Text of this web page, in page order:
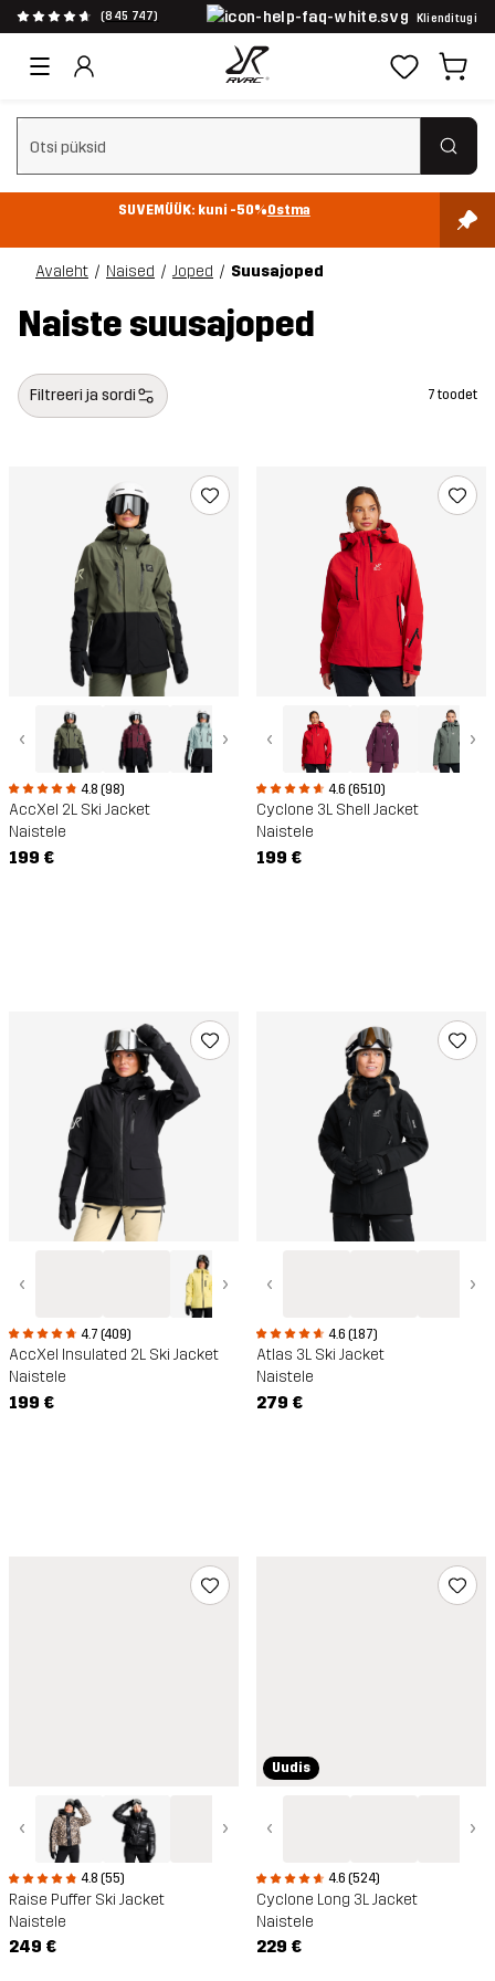
(845 747) Klienditugi
Tühjenda otsing
SUVEMÜÜK: kuni -50%Ostma
Avaleht Naised Joped Suusajoped
Naiste suusajoped
Filtreeri ja sordi 7 toodet
‹ ›
4.8 (98)
AccXel 2L Ski Jacket
Naistele
199 €
‹ ›
4.6 (6510)
Cyclone 3L Shell Jacket
Naistele
199 €
‹ ›
4.7 (409)
AccXel Insulated 2L Ski Jacket
Naistele
199 €
‹ ›
4.6 (187)
Atlas 3L Ski Jacket
Naistele
279 €
‹ ›
4.8 (55)
Raise Puffer Ski Jacket
Naistele
249 €
Uudis
‹ ›
4.6 (524)
Cyclone Long 3L Jacket
Naistele
229 €